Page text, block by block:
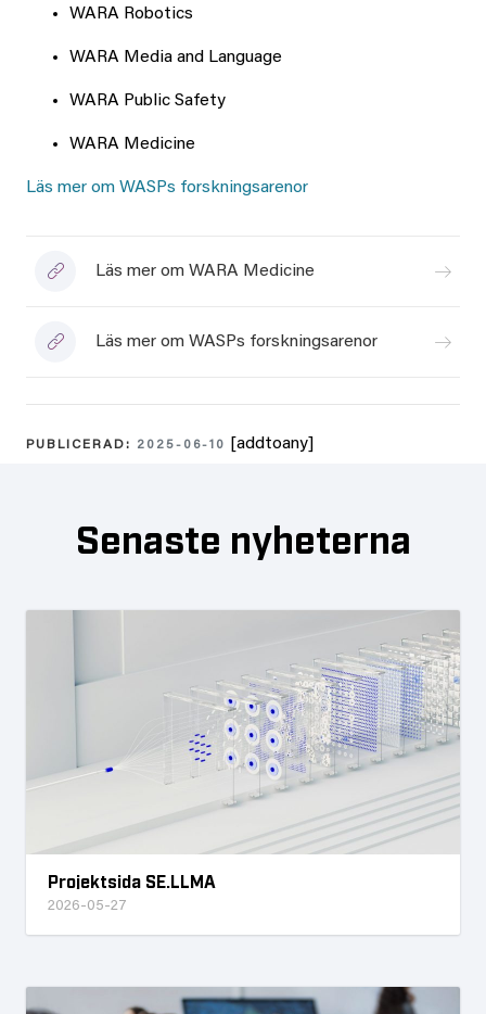
WARA Robotics
WARA Media and Language
WARA Public Safety
WARA Medicine
Läs mer om WASPs forskningsarenor
Läs mer om WARA Medicine
Läs mer om WASPs forskningsarenor
PUBLICERAD: 2025-06-10 [addtoany]
Senaste nyheterna
Projektsida SE.LLMA
2026-05-27